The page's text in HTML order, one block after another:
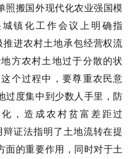
照搬国外现代化农业强国模
镇化工作会议上明确指
进农村土地承包经营权流
方农村土地过于分散的状
个过程中，要尊重农民意
过度集中到少数人手里，防
，造成农村贫富差距过
证法指明了土地流转在提
面的重要作用，同时对于土